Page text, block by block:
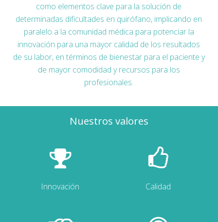
como elementos clave para la solución de
determinadas dificultades en quirófano, implicando en
paralelo a la comunidad médica para potenciar la
innovación para una mayor calidad de los resultados
de su labor, en términos de bienestar para el paciente y
de mayor comodidad y recursos para los
profesionales.
Nuestros valores
Innovación Calidad